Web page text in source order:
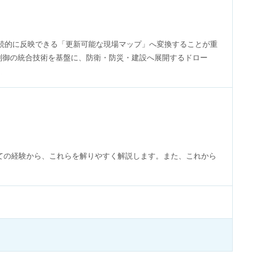
に反映できる「更新可能な現場マップ」へ変換することが重
の統合技術を基盤に、防衛・防災・建設へ展開するドロー
経験から、これらを解りやすく解説します。また、これから